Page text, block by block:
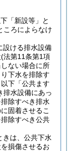
「新設等」と
ころによらなけ
設ける排水設備
(法第11条第1項
ない場合に所
下水を排除す
下「公共ます
排水設備にあっ
除すべき排水
固着させるこ
除すべき公共
きは、公共下水
損傷させるお